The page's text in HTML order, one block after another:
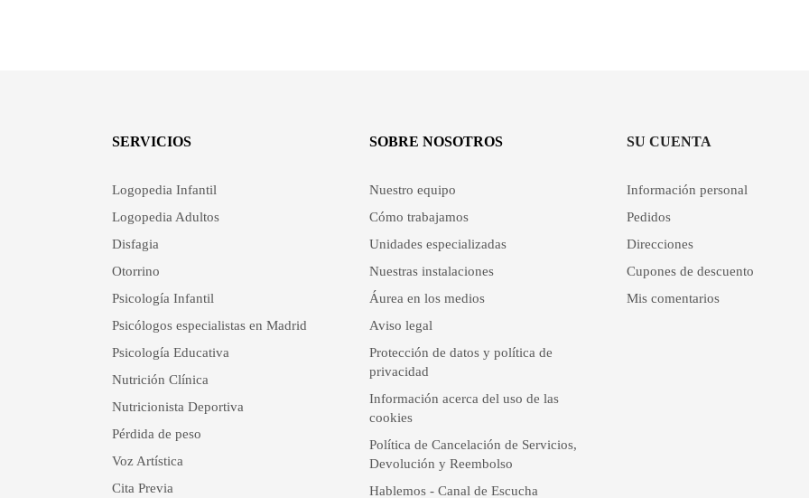
SERVICIOS
Logopedia Infantil
Logopedia Adultos
Disfagia
Otorrino
Psicología Infantil
Psicólogos especialistas en Madrid
Psicología Educativa
Nutrición Clínica
Nutricionista Deportiva
Pérdida de peso
Voz Artística
Cita Previa
SOBRE NOSOTROS
Nuestro equipo
Cómo trabajamos
Unidades especializadas
Nuestras instalaciones
Áurea en los medios
Aviso legal
Protección de datos y política de
privacidad
Información acerca del uso de las
cookies
Política de Cancelación de Servicios,
Devolución y Reembolso
Hablemos - Canal de Escucha
SU CUENTA
Información personal
Pedidos
Direcciones
Cupones de descuento
Mis comentarios